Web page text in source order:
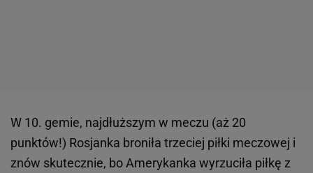
W 10. gemie, najdłuższym w meczu (aż 20
punktów!) Rosjanka broniła trzeciej piłki meczowej i
znów skutecznie, bo Amerykanka wyrzuciła piłkę z